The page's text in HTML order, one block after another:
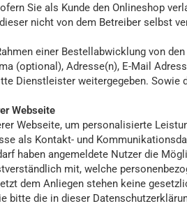
Sie als Kunde den Onlineshop
nicht von dem Betreiber selbst
einer Bestellabwicklung von
(optional), Adresse(n), E-Mail
Dienstleister weitergegeben.
Webseite
Webseite, um personalisierte
als Kontakt- und
haben angemeldete Nutzer die
mit, welche
dem Anliegen stehen keine
bitte die in dieser